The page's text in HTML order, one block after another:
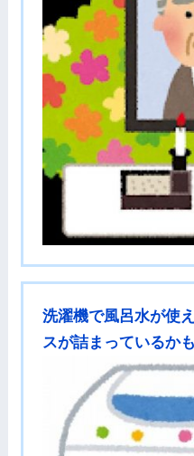
洗濯機で風呂水が使
スが詰まっているかも